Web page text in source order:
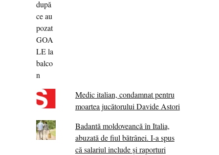
Medic italian, condamnat pentru
moartea jucătorului Davide Astori
Badantă moldoveancă în Italia,
abuzată de fiul bătrânei. I-a spus
că salariul include și raporturi